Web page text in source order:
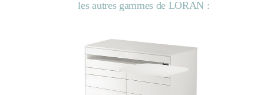
les autres gammes de LORAN :